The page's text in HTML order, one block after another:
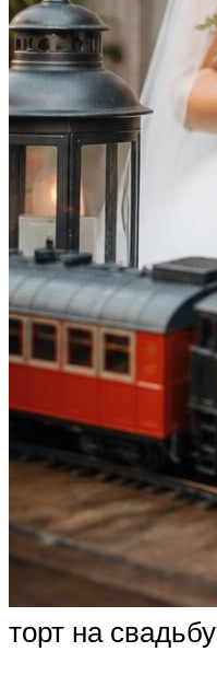
торт на свадьбу